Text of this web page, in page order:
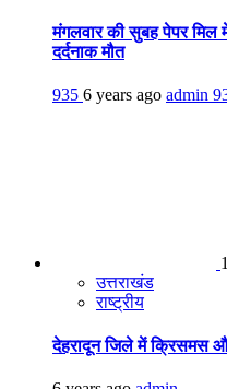
मंगलवार की सुबह पेपर
दर्दनाक मौत
935 6 years ago admin
उत्तराखंड
राष्ट्रीय
देहरादून जिले में क्रिसमस